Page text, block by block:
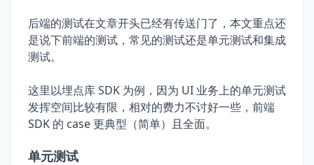
后端的测试在文章开头已经有传送门了，本文重点还
是说下前端的测试，常见的测试还是单元测试和集成
测试。
这里以埋点库 SDK 为例，因为 UI 业务上的单元测试
发挥空间比较有限，相对的费力不讨好一些，前端
SDK 的 case 更典型（简单）且全面。
单元测试